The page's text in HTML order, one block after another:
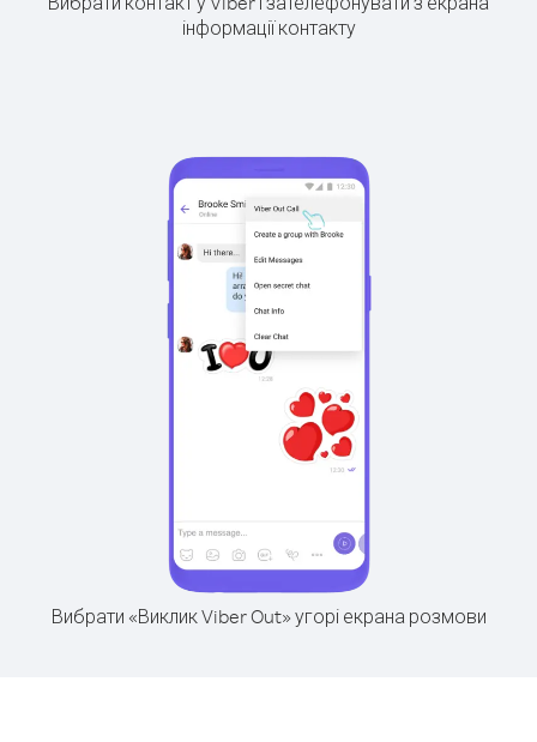
інформації контакту
Вибрати «Виклик Viber Out» угорі екрана розмови